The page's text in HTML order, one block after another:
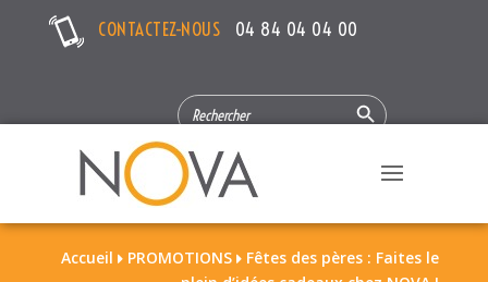
CONTACTEZ-NOUS 04 84 04 04 00
SEARCH
FOR:
Search Button
Accueil  PROMOTIONS  Fêtes des pères : Faites le